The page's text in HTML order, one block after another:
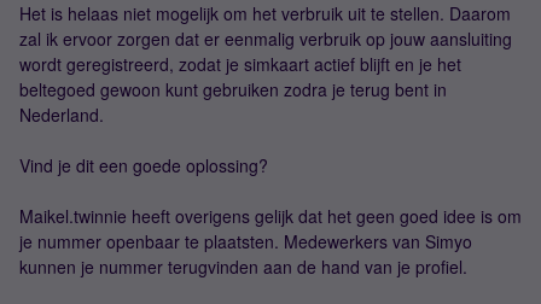
Het is helaas niet mogelijk om het verbruik uit te stellen. Daarom
zal ik ervoor zorgen dat er eenmalig verbruik op jouw aansluiting
wordt geregistreerd, zodat je simkaart actief blijft en je het
beltegoed gewoon kunt gebruiken zodra je terug bent in
Nederland.
Vind je dit een goede oplossing?
Maikel.twinnie heeft overigens gelijk dat het geen goed idee is om
je nummer openbaar te plaatsten. Medewerkers van Simyo
kunnen je nummer terugvinden aan de hand van je profiel.